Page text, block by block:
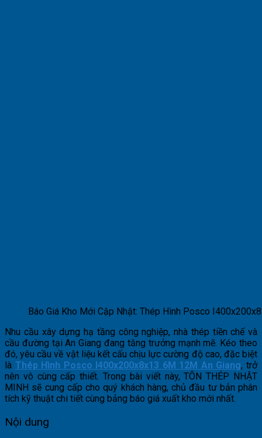
Báo Giá Kho Mới Cập Nhật: Thép Hình Posco
Nhu cầu xây dựng hạ tầng công nghiệp, nhà thép tiền chế và
cầu đường tại An Giang đang tăng trưởng mạnh mẽ. Kéo theo
đó, yêu cầu về vật liệu kết cấu chịu lực cường độ cao, đặc biệt
là Thép Hình Posco I400x200x8x13 6M 12M An Giang, trở
nên vô cùng cấp thiết. Trong bài viết này, TÔN THÉP NHẬT
MINH sẽ cung cấp cho quý khách hàng, chủ đầu tư bản phân
tích kỹ thuật chi tiết cùng bảng báo giá xuất kho mới nhất.
Nội dung